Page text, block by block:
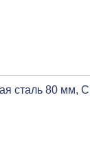
сталь 80 мм,